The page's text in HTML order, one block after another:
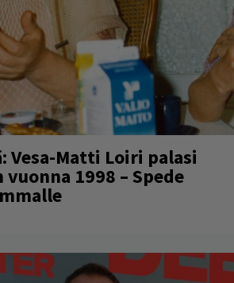
Vesa-Matti Loiri palasi
1998 – Spede